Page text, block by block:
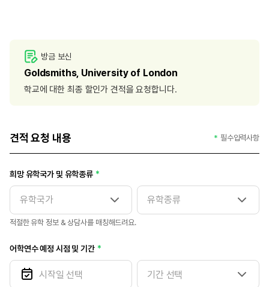
방금 보신
Goldsmiths, University of London
학교에 대한 최종 할인가 견적을 요청합니다.
견적 요청 내용 필수입력사항
희망 유학국가 및 유학종류
적절한 유학 정보 & 상담사를 매칭해드려요.
어학연수 예정 시점 및 기간
기간 선택